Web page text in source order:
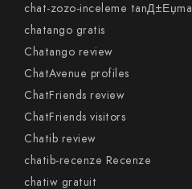
chat-zozo-inceleme tanД±Еџma
chatango gratis
Chatango review
ChatAvenue profiles
ChatFriends review
ChatFriends visitors
Chatib review
chatib-recenze Recenze
chatiw gratuit